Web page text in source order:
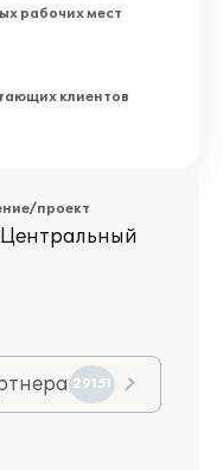
рабочих мест
клиентов
проект
29151